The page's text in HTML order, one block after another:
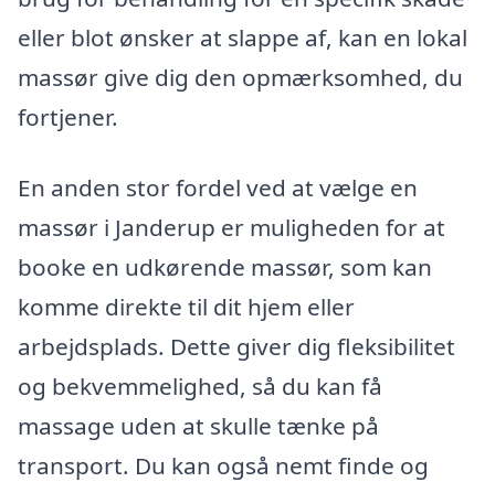
eller blot ønsker at slappe af, kan en lokal
massør give dig den opmærksomhed, du
fortjener.
En anden stor fordel ved at vælge en
massør i Janderup er muligheden for at
booke en udkørende massør, som kan
komme direkte til dit hjem eller
arbejdsplads. Dette giver dig fleksibilitet
og bekvemmelighed, så du kan få
massage uden at skulle tænke på
transport. Du kan også nemt finde og